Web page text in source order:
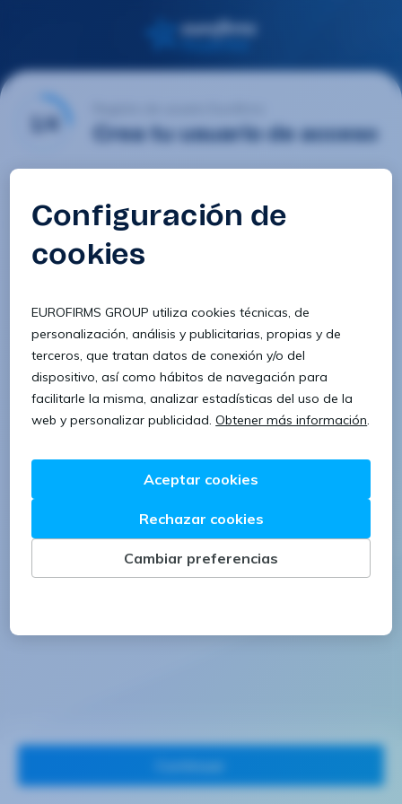
1/4 Crea tu usuario de acceso
Contraseña
Confirmar contraseña
8 caracteres 1 letra minúscula
1 letra mayúscula 1 número